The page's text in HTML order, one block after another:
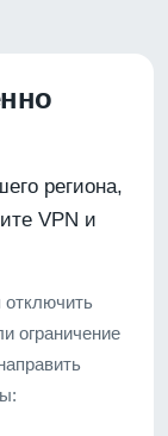
региона,
VPN и
отключить
ограничение